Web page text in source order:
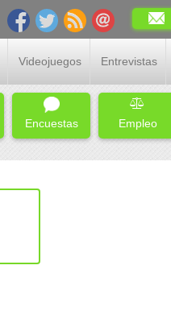
Videojuegos Entrevistas
Encuestas Empleo